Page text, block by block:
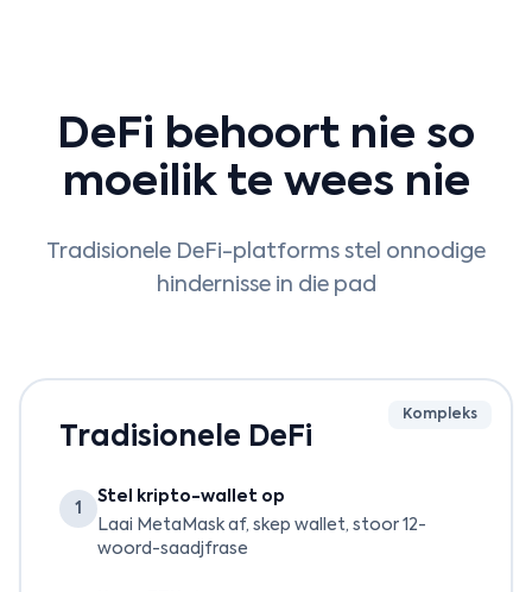
DeFi behoort nie so
moeilik te wees nie
Tradisionele DeFi-platforms stel onnodige
hindernisse in die pad
Kompleks
Tradisionele DeFi
1
Stel kripto-wallet op
Laai MetaMask af, skep wallet, stoor 12-
woord-saadjfrase